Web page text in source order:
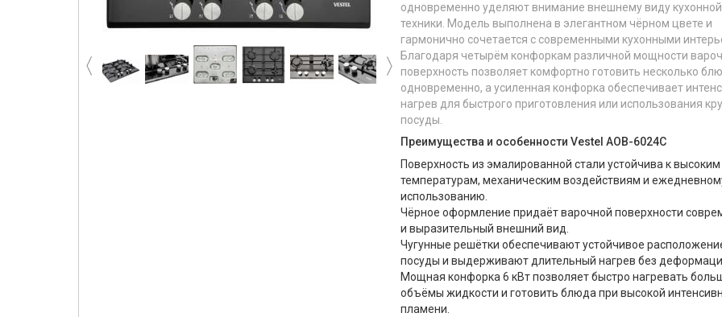
одновременно уделяют внимание внешнему виду кухонной
техники. Модель выполнена в элегантном чёрном цвете и
гармонично сочетается с современными кухонными
Благодаря четырём конфоркам различной мощности
поверхность позволяет комфортно готовить несколько
одновременно, а усиленная конфорка обеспечивает
нагрев для быстрого приготовления или использования
посуды.
Преимущества и особенности Vestel AOB-6024C
Поверхность из эмалированной стали устойчива к высоким
температурам, механическим воздействиям и
использованию.
Чёрное оформление придаёт варочной поверхности
и выразительный внешний вид.
Чугунные решётки обеспечивают устойчивое
посуды и выдерживают длительный нагрев без
Мощная конфорка 6 кВт позволяет быстро нагревать
объёмы жидкости и готовить блюда при высокой
пламени.